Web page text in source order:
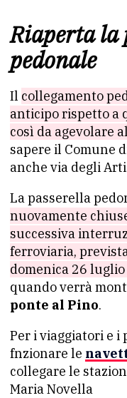
Riaperta la
pedonale
Il collegamento
anticipo rispetto a
così da agevolare
sapere il Comune
anche via degli
La passerella
nuovamente
successiva
ferroviaria,
domenica 26
quando verrà
ponte al Pino.
Per i viaggiatori e
fnzionare le
collegare le
Maria Novella